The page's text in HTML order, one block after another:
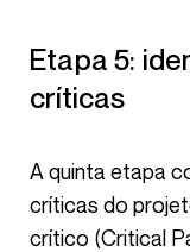
Etapa 5: identificar as tarefas
críticas
A quinta etapa consiste em identificar as tarefas
críticas do
crítico (Critical